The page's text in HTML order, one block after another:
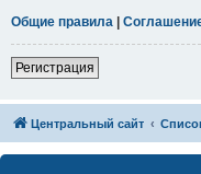
Общие правила |
Регистрация
Центральный сайт